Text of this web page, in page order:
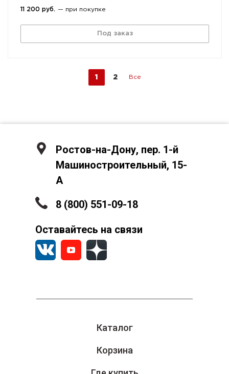
11 200 руб. — при покупке
Под заказ
1 2 Все
Каталог
Корзина
Ростов-на-Дону, пер. 1-й
Машиностроительный, 15-
А
8 (800) 551-09-18
Оставайтесь на связи